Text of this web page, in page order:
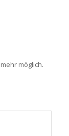
möglich.